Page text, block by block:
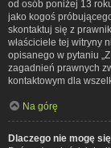
od osób poniżej 13
jako kogoś
skontaktuj się z
właściciele tej witryny
opisanego w pytaniu
zagadnień prawnych
kontaktowym dla
Na górę
Dlaczego nie mogę